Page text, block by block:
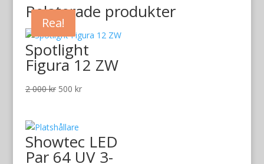
Relaterade produkter
Rea!
Spotlight
Figura 12 ZW
2 000kr Det
var:
2
000 kr.
500 krDet
500 kr.
Rea!
Showtec LED
Par 64 UV 3-
Rea!